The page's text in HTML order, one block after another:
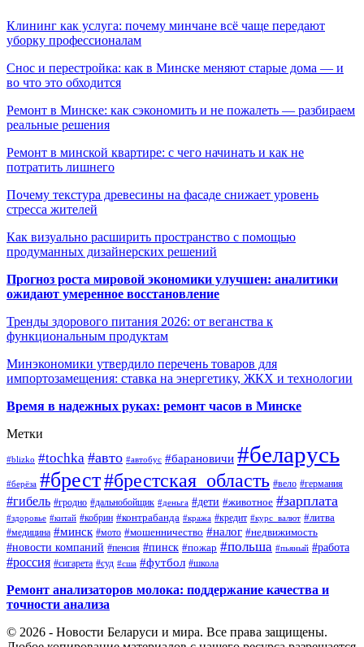
Клининг как услуга: почему минчане всё чаще передают
уборку профессионалам
Снос и перестройка: как в Минске меняют старые дома — и
во что это обходится
Ремонт в Минске: как сэкономить и не пожалеть — разбираем
реальные решения
Ремонт в минской квартире: с чего начинать и как не
потратить лишнего
Почему текстура древесины на фасаде снижает уровень
стресса жителей
Как визуально расширить пространство с помощью
продуманных дизайнерских решений
Прогноз роста мировой экономики улучшен: аналитики
ожидают умеренное восстановление
Тренды здорового питания 2026: от веганства к
функциональным продуктам
Минэкономики утвердило перечень товаров для
импортозамещения: ставка на энергетику, ЖКХ и технологии
Время в надежных руках: ремонт часов в Минске
Метки
#blizko #tochka #авто #автобус #барановичи #беларусь
#берёза #брест#брестская_область #вело #германия
#гибель #гродно #дальнобойщик #деньга #дети #животное #зарплата
#здоровье #китай #кобрин #контрабанда #кража #кредит #курс_валют #литва
#медицина #минск #мото #мошенничество #налог #недвижимость
#новости компаний #пенсия #пинск #пожар #польша #пьяный #работа
#россия #сигарета #суд #сша #футбол #школа
Ремонт анализаторов молока: поддержание качества и
точности анализа
© 2026 - Новости Беларуси и мира. Все права защищены.